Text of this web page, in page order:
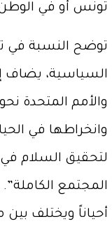
تونس أو في
توضح النسبة في
السياسية، يضاف
والأمم المتحدة
وانخراطها في
لتحقيق السلام
المجتمع
أحياناً ويختلف